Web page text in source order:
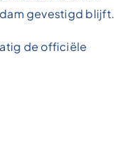
gevestigd blijft.
de officiële